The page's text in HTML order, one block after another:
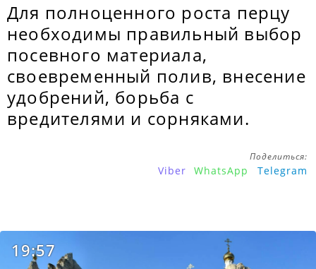
Для полноценного роста перцу
необходимы правильный выбор
посевного материала,
своевременный полив, внесение
удобрений, борьба с
вредителями и сорняками.
Поделиться:
Viber WhatsApp Telegram
19:57